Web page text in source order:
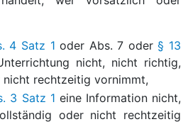
4 Satz 1 oder Abs. 7 oder§ 13
nicht, nicht richtig,
rechtzeitig vornimmt,
3 Satz 1 eine Information nicht,
oder nicht rechtzeitig